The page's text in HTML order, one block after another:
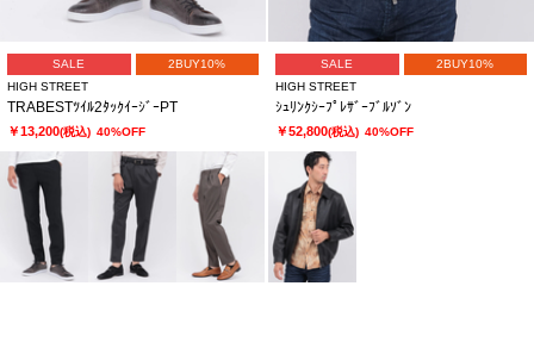
SALE
2BUY10%
HIGH STREET
TRABESTﾂｲﾙ2ﾀｯｸｲｰｼﾞｰPT
￥13,200(税込) 40%OFF
SALE
2BUY10%
HIGH STREET
ｼｭﾘﾝｸｼｰﾌﾟﾚｻﾞｰﾌﾞﾙｿﾞﾝ
￥52,800(税込) 40%OFF